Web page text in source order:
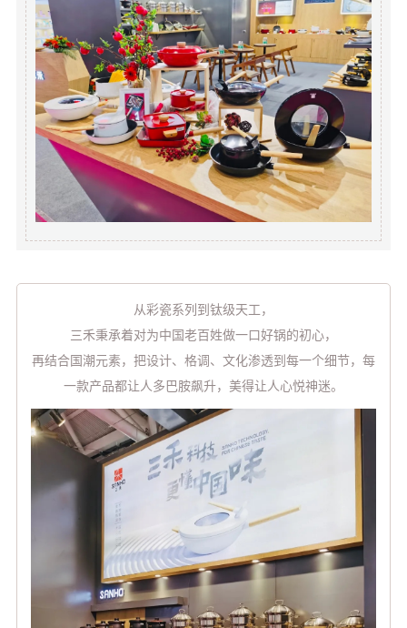
从彩瓷系列到钛级天工，
三禾秉承着对为中国老百姓做一口好锅的初心，
再结合国潮元素，把设计、格调、文化渗透到每一个细节，每
一款产品都让人多巴胺飙升，美得让人心悦神迷。